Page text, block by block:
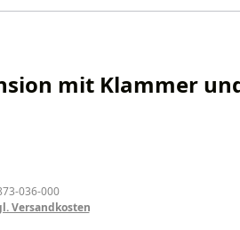
mit Klammer
036-000
Versandkosten